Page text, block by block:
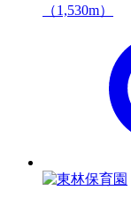
（1,530m）